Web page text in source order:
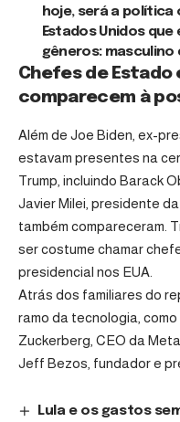
hoje, será a
Estados Unidos
gêneros: masculino
Chefes de Estado
comparecem à
Além de Joe Biden, ex-
estavam presentes na
Trump, incluindo Barack
Javier Milei, presidente
também compareceram.
ser costume chamar
presidencial nos EUA.
Atrás dos familiares do
ramo da tecnologia, como
Zuckerberg, CEO da
Jeff Bezos, fundador e
Lula e os gastos